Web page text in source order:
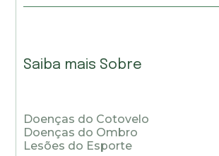
Saiba mais Sobre
Doenças do Cotovelo
Doenças do Ombro
Lesões do Esporte